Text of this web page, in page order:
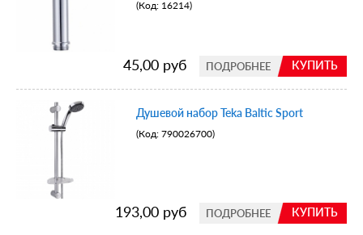
(Код: 16214)
КУПИТЬ
ПОДРОБНЕЕ
45,00 руб
Душевой набор Teka Baltic Sport
(Код: 790026700)
КУПИТЬ
ПОДРОБНЕЕ
193,00 руб